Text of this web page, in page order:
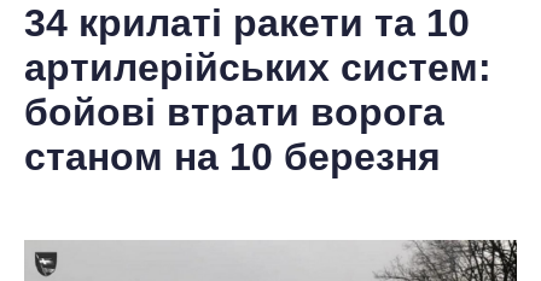
34 крилаті ракети та 10
артилерійських систем:
бойові втрати ворога
станом на 10 березня